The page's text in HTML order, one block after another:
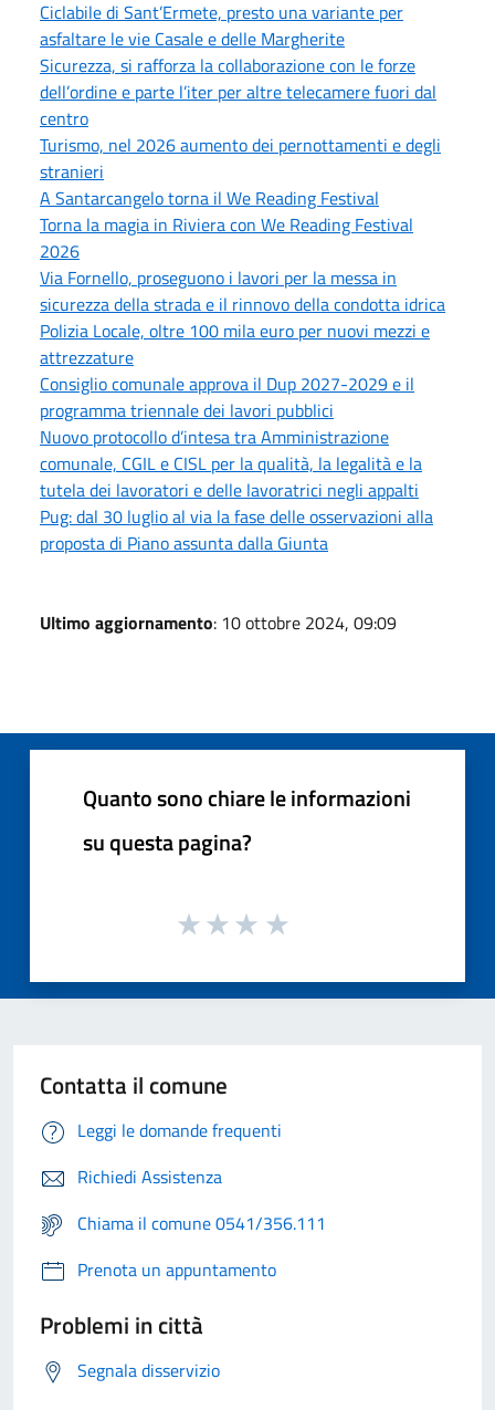
Ciclabile di Sant’Ermete, presto una variante per
asfaltare le vie Casale e delle Margherite
Sicurezza, si rafforza la collaborazione con le forze
dell’ordine e parte l’iter per altre telecamere fuori dal
centro
Turismo, nel 2026 aumento dei pernottamenti e degli
stranieri
A Santarcangelo torna il We Reading Festival
Torna la magia in Riviera con We Reading Festival
2026
Via Fornello, proseguono i lavori per la messa in
sicurezza della strada e il rinnovo della condotta idrica
Polizia Locale, oltre 100 mila euro per nuovi mezzi e
attrezzature
Consiglio comunale approva il Dup 2027-2029 e il
programma triennale dei lavori pubblici
Nuovo protocollo d’intesa tra Amministrazione
comunale, CGIL e CISL per la qualità, la legalità e la
tutela dei lavoratori e delle lavoratrici negli appalti
Pug: dal 30 luglio al via la fase delle osservazioni alla
proposta di Piano assunta dalla Giunta
Ultimo aggiornamento: 10 ottobre 2024, 09:09
Quanto sono chiare le informazioni
su questa pagina?
Contatta il comune
Leggi le domande frequenti
Richiedi Assistenza
Chiama il comune 0541/356.111
Prenota un appuntamento
Problemi in città
Segnala disservizio